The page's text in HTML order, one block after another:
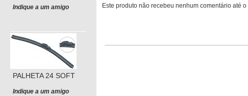
Indique a um amigo
PALHETA 24 SOFT
Indique a um amigo
Este produto não recebeu nenhum comentário até